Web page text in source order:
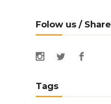
Folow us / Share
Tags